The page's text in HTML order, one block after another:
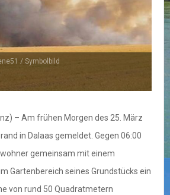
/ Symbolbild
– Am frühen Morgen des 25. März
in Dalaas gemeldet. Gegen 06:00
gemeinsam mit einem
Gartenbereich seines Grundstücks ein
von rund 50 Quadratmetern